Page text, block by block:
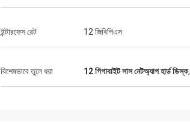
ইন্টারফেস রেট 12 জিবিপিএস
বিশেষভাবে তুলে ধরা 12 গিগাবাইট সাস নেটঅ্যাপ হার্ড ডিস্ক,